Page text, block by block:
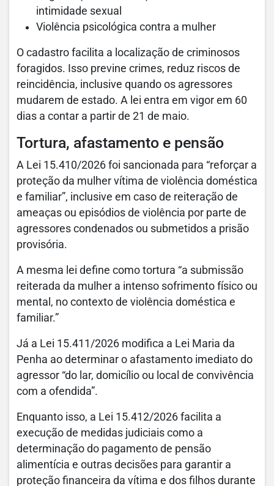
intimidade sexual
Violência psicológica contra a mulher
O cadastro facilita a localização de criminosos
foragidos. Isso previne crimes, reduz riscos de
reincidência, inclusive quando os agressores
mudarem de estado. A lei entra em vigor em 60
dias a contar a partir de 21 de maio.
Tortura, afastamento e pensão
A Lei 15.410/2026 foi sancionada para “reforçar a
proteção da mulher vítima de violência doméstica
e familiar”, inclusive em caso de reiteração de
ameaças ou episódios de violência por parte de
agressores condenados ou submetidos a prisão
provisória.
A mesma lei define como tortura “a submissão
reiterada da mulher a intenso sofrimento físico ou
mental, no contexto de violência doméstica e
familiar.”
Já a Lei 15.411/2026 modifica a Lei Maria da
Penha ao determinar o afastamento imediato do
agressor “do lar, domicílio ou local de convivência
com a ofendida”.
Enquanto isso, a Lei 15.412/2026 facilita a
execução de medidas judiciais como a
determinação do pagamento de pensão
alimentícia e outras decisões para garantir a
proteção financeira da vítima e dos filhos durante